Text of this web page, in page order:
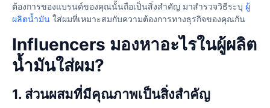
ต้องการของแบรนด์ของคุณนั้นถือเป็นสิ่งสำคัญ มาสำรวจวิธีระบุ ผู้
ผลิตน้ำมัน ใส่ผมที่เหมาะสมกับความต้องการทางธุรกิจของคุณกัน
Influencers มองหาอะไรในผู้ผลิต
น้ำมันใส่ผม?
1. ส่วนผสมที่มีคุณภาพเป็นสิ่งสำคัญ